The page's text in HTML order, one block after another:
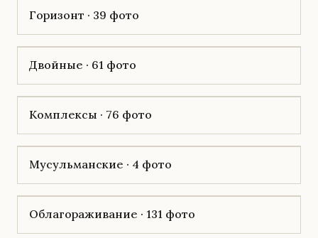
Горизонт · 39 фото
Двойные · 61 фото
Комплексы · 76 фото
Мусульманские · 4 фото
Облагораживание · 131 фото